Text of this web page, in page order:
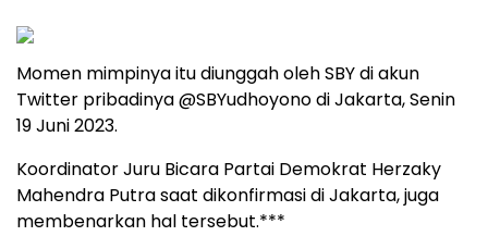
Momen mimpinya itu diunggah oleh SBY di akun
Twitter pribadinya @SBYudhoyono di Jakarta, Senin
19 Juni 2023.
Koordinator Juru Bicara Partai Demokrat Herzaky
Mahendra Putra saat dikonfirmasi di Jakarta, juga
membenarkan hal tersebut.***